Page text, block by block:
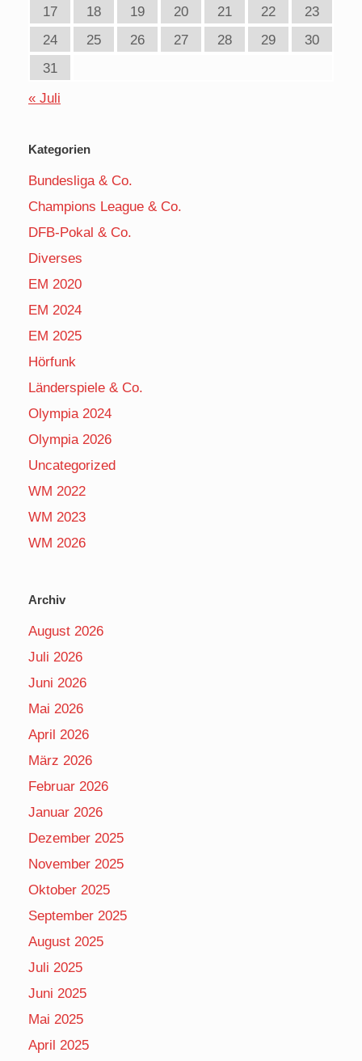
17
18 19 20 21 22
23
24
25 26 27 28 29
30
31
« Juli
Kategorien
Bundesliga & Co.
Champions League & Co.
DFB-Pokal & Co.
Diverses
EM 2020
EM 2024
EM 2025
Hörfunk
Länderspiele & Co.
Olympia 2024
Olympia 2026
Uncategorized
WM 2022
WM 2023
WM 2026
Archiv
August 2026
Juli 2026
Juni 2026
Mai 2026
April 2026
März 2026
Februar 2026
Januar 2026
Dezember 2025
November 2025
Oktober 2025
September 2025
August 2025
Juli 2025
Juni 2025
Mai 2025
April 2025